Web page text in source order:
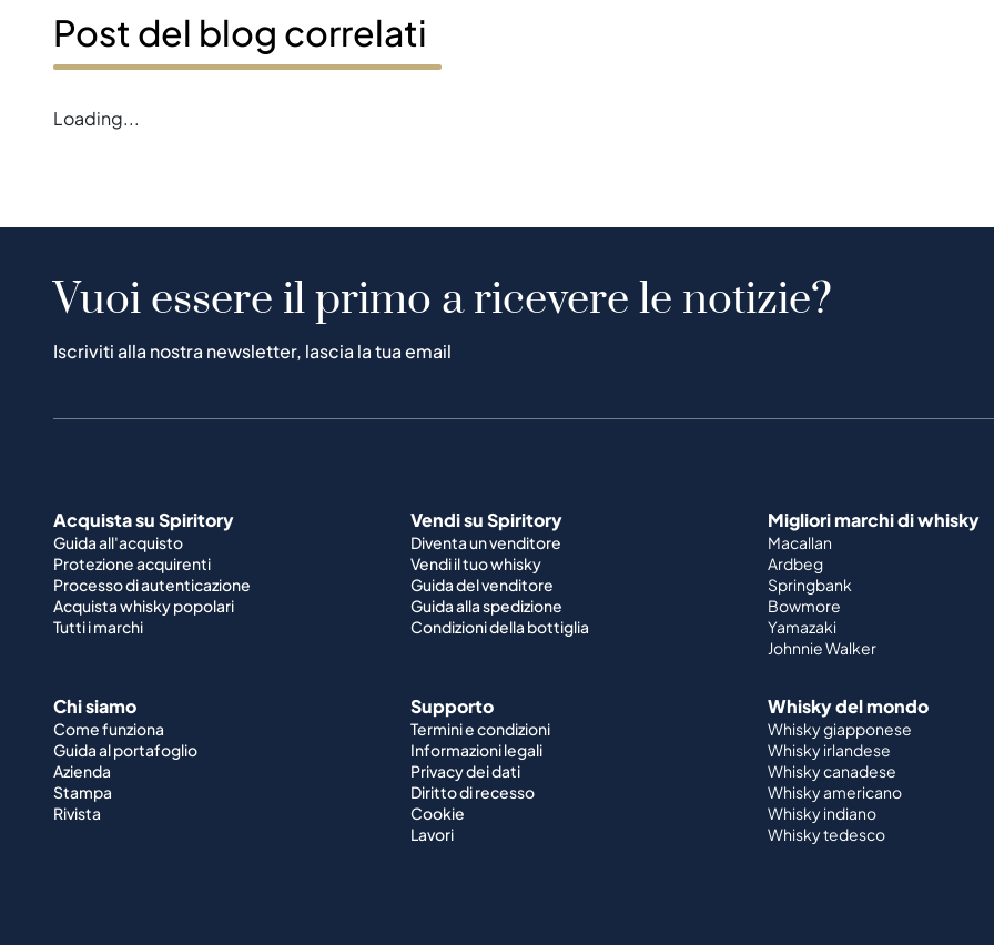
Post del blog correlati
Loading...
Vuoi essere il primo a ricevere le notizie?
Iscriviti alla nostra newsletter, lascia la tua email
Acquista su Spiritory
Guida all'acquisto
Protezione acquirenti
Processo di autenticazione
Acquista whisky popolari
Tutti i marchi
Vendi su Spiritory
Diventa un venditore
Vendi il tuo whisky
Guida del venditore
Guida alla spedizione
Condizioni della bottiglia
Migliori marchi di whisky
Macallan
Ardbeg
Springbank
Bowmore
Yamazaki
Johnnie Walker
Chi siamo
Come funziona
Guida al portafoglio
Azienda
Stampa
Rivista
Supporto
Termini e condizioni
Informazioni legali
Privacy dei dati
Diritto di recesso
Cookie
Lavori
Whisky del mondo
Whisky giapponese
Whisky irlandese
Whisky canadese
Whisky americano
Whisky indiano
Whisky tedesco